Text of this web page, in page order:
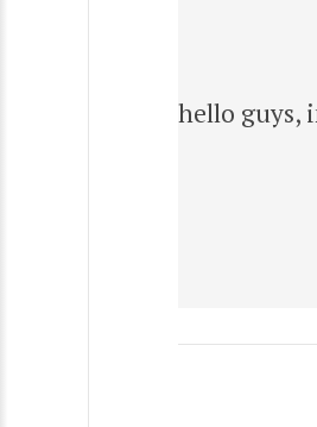
hello guys,